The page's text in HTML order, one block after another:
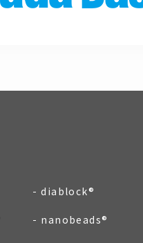
diablock®
nanobeads®